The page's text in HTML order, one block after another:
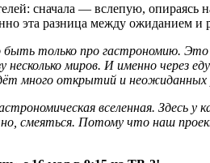
сначала — вслепую,
эта разница между ожиданием и
быть только про гастрономию.
несколько миров. И именно
много открытий и неожиданных
вселенная. Здесь
смеяться. Потому что наш